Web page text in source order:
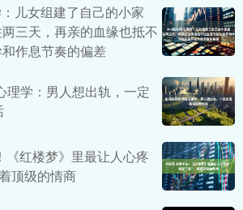
儿女组建了自己的小家
三天，再亲的血缘也抵不
作息节奏的偏差
理学：男人想出轨，一定
《红楼梦》里最让人心疼
顶级的情商